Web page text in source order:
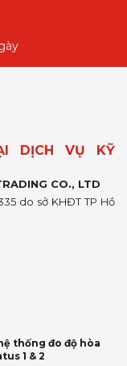
DỊCH VỤ KỸ
CO., LTD
do sở KHĐT TP Hồ
thống đo độ hòa
1 & 2